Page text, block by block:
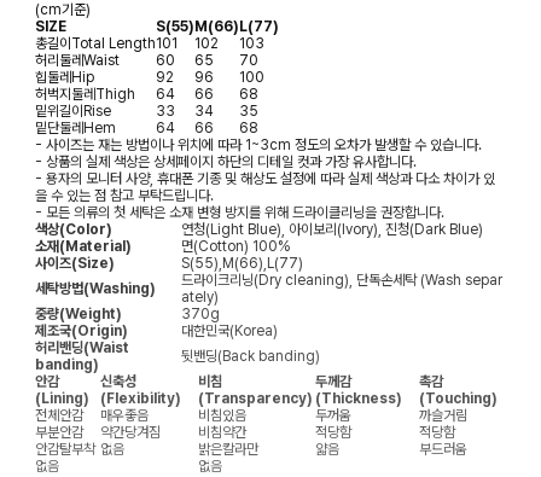
(cm기준)
SIZE
S(55) M(66) L(77)
총길이 Total Length101 102
103
허리둘레 Waist 60 65
70
힙둘레 Hip 92 96
100
허벅지둘레 Thigh 64 66
68
밑위길이 Rise 33 34
35
밑단둘레 Hem 64 66
68
- 사이즈는 재는 방법이나 위치에 따라 1~3cm 정도의 오차가 발생할 수 있습니다.
- 상품의 실제 색상은 상세페이지 하단의 디테일 컷과 가장 유사합니다.
- 용자의 모니터 사양, 휴대폰 기종 및 해상도 설정에 따라 실제 색상과 다소 차이가 있
을 수 있는 점 참고 부탁드립니다.
- 모든 의류의 첫 세탁은 소재 변형 방지를 위해 드라이클리닝을 권장합니다.
색상(Color)
연청(Light Blue), 아이보리(Ivory), 진청(Dark Blue)
소재(Material)
면(Cotton) 100%
사이즈(Size)
S(55),M(66),L(77)
세탁방법(Washing)
드라이크리닝(Dry cleaning), 단독손세탁 (Wash separ
ately)
중량(Weight)
370g
제조국(Origin)
대한민국(Korea)
허리밴딩(Waist
banding)
뒷밴딩(Back banding)
안감
(Lining)
신축성
(Flexibility)
비침
(Transparency)
두께감
(Thickness)
촉감
(Touching)
전체안감
매우좋음 비침있음 두꺼움
까슬거림
부분안감
약간당겨짐 비침약간 적당함
적당함
안감탈부착 없음 밝은칼라만 얇음
부드러움
없음
없음